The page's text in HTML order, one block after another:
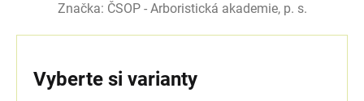
Značka: ČSOP - Arboristická akademie, p. s.
Vyberte si varianty